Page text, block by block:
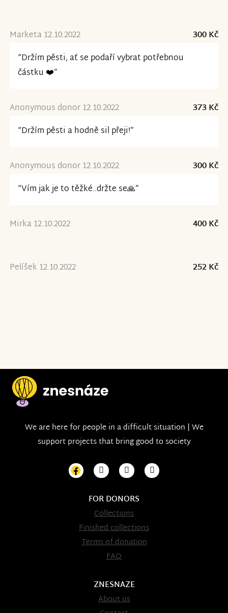
Marketa 12.10.2022
300 Kč
“Držím pěsti, ať se podaří vybrat potřebnou
částku ❤️”
Anonymous donor 12.10.2022
373 Kč
“Držím pěsti a hodně sil přeji!”
Anonymous donor 12.10.2022
300 Kč
“Vím jak je to těžké..držte se🙏”
Mirka 12.10.2022 400 Kč
Pelíšek 12.10.2022 252 Kč
We are here for people in a difficult situation | We
support projects that bring good to society
FOR DONORS
Collections
Finished collections
Terms of donation
FAQ
ZNESNAZE
About us